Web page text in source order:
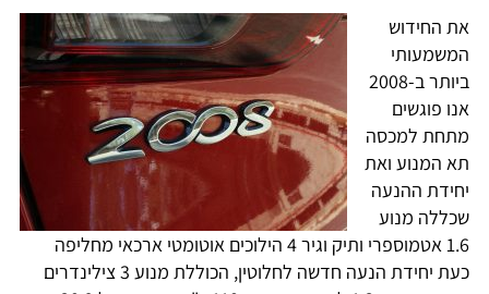
את החידוש
המשמעותי
ביותר ב-2008
אנו פוגשים
מתחת למכסה
תא המנוע ואת
יחידת ההנעה
שכללה מנוע
1.6 אטמוספרי ותיק וגיר 4 הילוכים אוטומטי ארכאי מחליפה
כעת יחידת הנעה חדשה לחלוטין, הכוללת מנוע 3 צילינדרים